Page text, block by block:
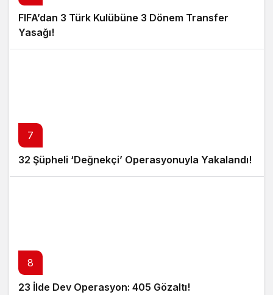
FIFA’dan 3 Türk Kulübüne 3 Dönem Transfer
Yasağı!
7
32 Şüpheli ‘Değnekçi’ Operasyonuyla Yakalandı!
8
23 İlde Dev Operasyon: 405 Gözaltı!